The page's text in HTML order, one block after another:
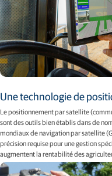
Une technologie de
Le positionnement par satellite
sont des outils bien établis dans de
mondiaux de navigation par satellite
précision requise pour une gestion
augmentent la rentabilité des